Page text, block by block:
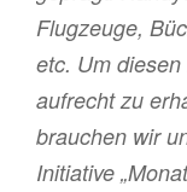
Flugzeuge,
etc. Um
aufrecht zu
brauchen wir
Initiative